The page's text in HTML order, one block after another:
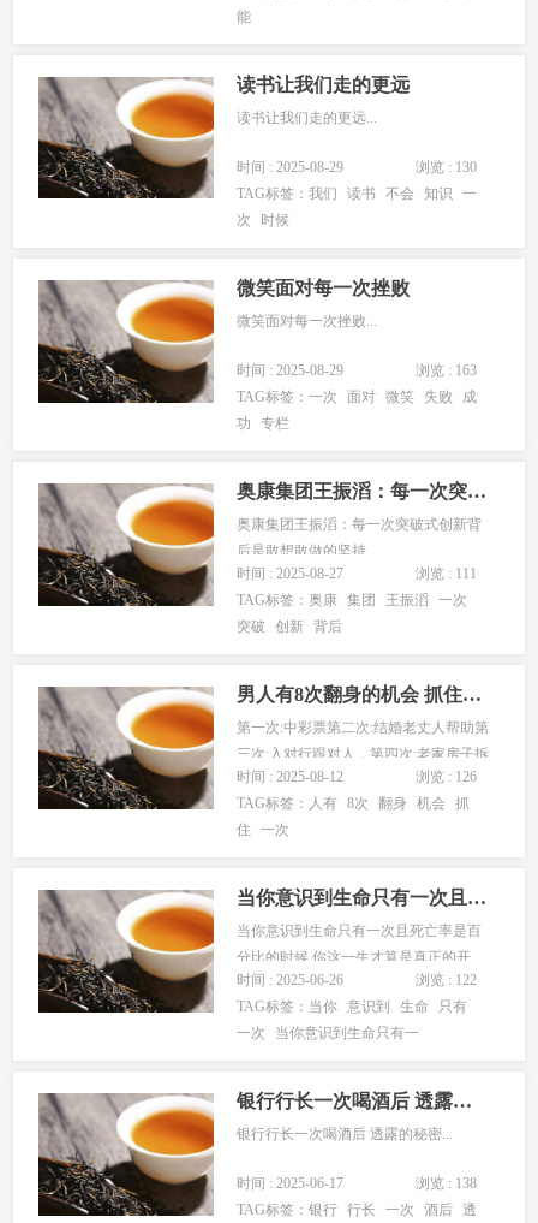
能
读书让我们走的更远
读书让我们走的更远...
时间 : 2025-08-29
浏览 : 130
TAG标签：我们 读书 不会 知识
一
次
时候
微笑面对每一次挫败
微笑面对每一次挫败...
时间 : 2025-08-29
浏览 : 163
TAG标签：一次 面对 微笑 失败
成
功
专栏
奥康集团王振滔：每一次突破式创新背后是敢想敢做的坚持
奥康集团王振滔：每一次突破式创新背
后是敢想敢做的坚持...
时间 : 2025-08-27
浏览 : 111
TAG标签： 奥康 集团 王振滔
一次
突破
创新 背后
男人有8次翻身的机会 抓住一次就够
第一次:中彩票第二次:结婚老丈人帮助第
三次:入对行跟对人，第四次:老家房子拆
迁第五次:遇上富婆或女老板第六次:人生
遇到贵人第七次:高考考入名校第八次:从
事的的事业有前景...
时间 : 2025-08-12
浏览 : 126
TAG标签： 人有 8次 翻身 机会
抓
住
一次
当你意识到生命只有一次且死亡率是百分比的时候 你这一生才算是真正的开始。
当你意识到生命只有一次且死亡率是百
分比的时候 你这一生才算是真正的开
始。...
时间 : 2025-06-26
浏览 : 122
TAG标签： 当你 意识到 生命
只有
一次
当你意识到生命只有一
银行行长一次喝酒后 透露的秘密
银行行长一次喝酒后 透露的秘密...
时间 : 2025-06-17
浏览 : 138
TAG标签：银行 行长 一次 酒后 透